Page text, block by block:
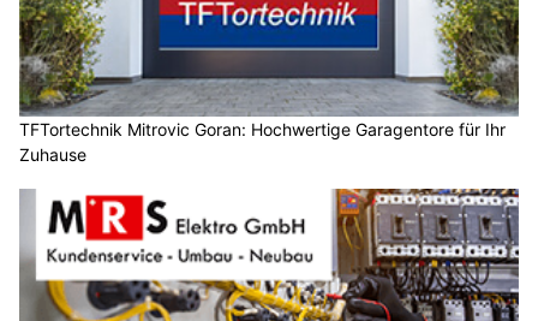
TFTortechnik Mitrovic Goran: Hochwertige Garagentore für Ihr
Zuhause